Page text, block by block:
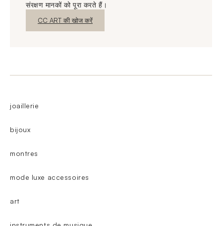
संरक्षण मानकों को पूरा करते हैं।
नई विंडो
CC ART की खोज करें
joaillerie
bijoux
montres
mode luxe accessoires
art